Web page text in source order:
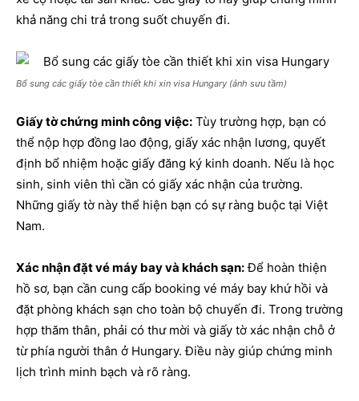
khả năng chi trả trong suốt chuyến đi.
Bổ sung các giấy tòe cần thiết khi xin visa Hungary (ảnh sưu tầm)
Giấy tờ chứng minh công việc: Tùy trường hợp, bạn có
thể nộp hợp đồng lao động, giấy xác nhận lương, quyết
định bổ nhiệm hoặc giấy đăng ký kinh doanh. Nếu là học
sinh, sinh viên thì cần có giấy xác nhận của trường.
Những giấy tờ này thể hiện bạn có sự ràng buộc tại Việt
Nam.
Xác nhận đặt vé máy bay và khách sạn:Để hoàn thiện
hồ sơ, bạn cần cung cấp booking vé máy bay khứ hồi và
đặt phòng khách sạn cho toàn bộ chuyến đi. Trong trường
hợp thăm thân, phải có thư mời và giấy tờ xác nhận chỗ ở
từ phía người thân ở Hungary. Điều này giúp chứng minh
lịch trình minh bạch và rõ ràng.